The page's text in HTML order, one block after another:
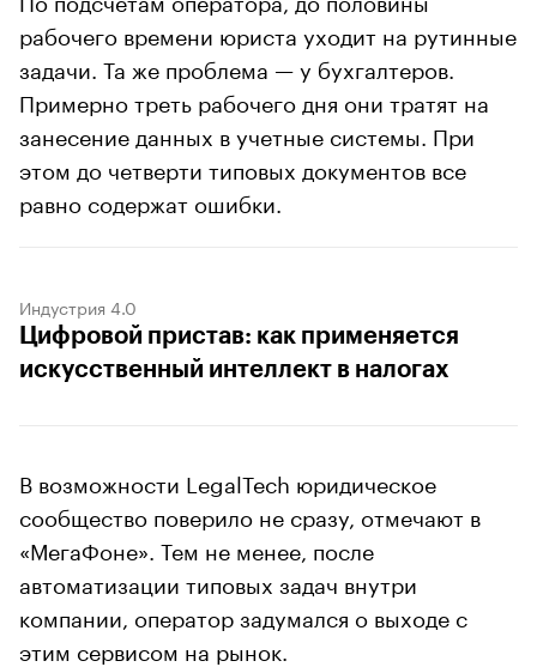
рабочего времени юриста уходит на рутинные
задачи. Та же проблема — у бухгалтеров.
Примерно треть рабочего дня они тратят на
занесение данных в учетные системы. При
этом до четверти типовых документов все
равно содержат ошибки.
Индустрия 4.0
Цифровой пристав: как применяется
искусственный интеллект в налогах
В возможности LegalTech юридическое
сообщество поверило не сразу, отмечают в
«МегаФоне». Тем не менее, после
автоматизации типовых задач внутри
компании, оператор задумался о выходе с
этим сервисом на рынок.